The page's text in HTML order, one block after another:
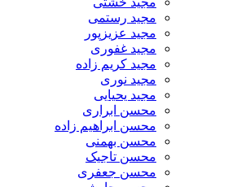
مجید رستمی
مجید عزیزپور
مجید غفوری
مجید کریم زاده
مجید نوری
مجید یحیایی
محسن ابراری
محسن ابراهیم زاده
محسن بهمنی
محسن تاجیک
محسن جعفری